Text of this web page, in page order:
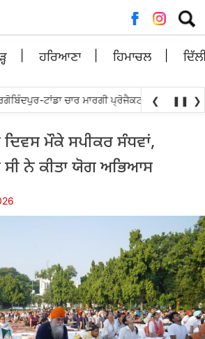
for:
ਹਰਿਆਣਾ ਹਿਮਾਚਲ
ਟਾਂਡਾ ਚਾਰ ਮਾਰਗੀ ਪ੍ਰੋਜੈਕਟ ਨੂੰ ਜਲਦ ਮੁੜ ਅਲਾਟ
❮ ❚❚ ❯
ਮੌਕੇ ਸਪੀਕਰ ਸੰਧਵਾਂ,
ਸੀ ਨੇ ਕੀਤਾ ਯੋਗ ਅਭਿਆਸ